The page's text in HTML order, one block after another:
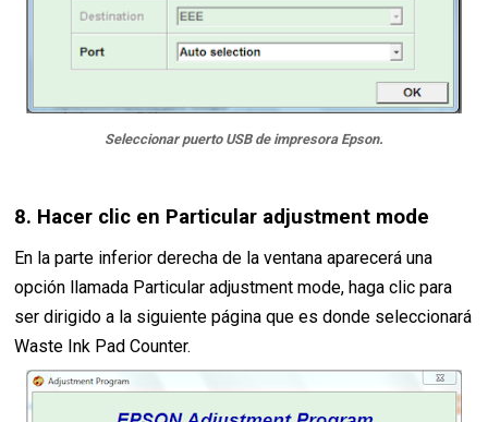
Seleccionar puerto USB de impresora Epson.
8. Hacer clic en Particular adjustment mode
En la parte inferior derecha de la ventana aparecerá una
opción llamada Particular adjustment mode, haga clic para
ser dirigido a la siguiente página que es donde seleccionará
Waste Ink Pad Counter.